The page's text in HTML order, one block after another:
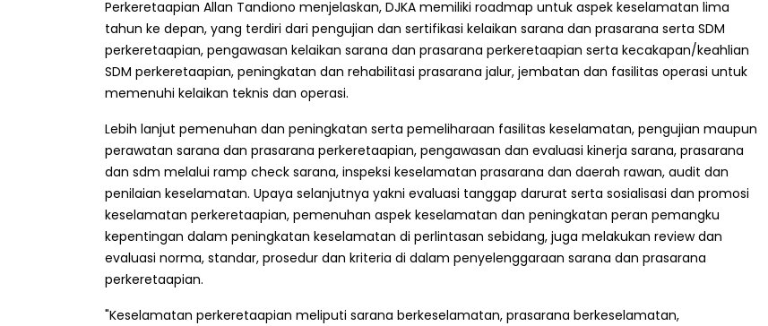
Perkeretaapian Allan Tandiono menjelaskan, DJKA memiliki roadmap untuk aspek keselamatan lima
tahun ke depan, yang terdiri dari pengujian dan sertifikasi kelaikan sarana dan prasarana serta SDM
perkeretaapian, pengawasan kelaikan sarana dan prasarana perkeretaapian serta kecakapan/keahlian
SDM perkeretaapian, peningkatan dan rehabilitasi prasarana jalur, jembatan dan fasilitas operasi untuk
memenuhi kelaikan teknis dan operasi.
Lebih lanjut pemenuhan dan peningkatan serta pemeliharaan fasilitas keselamatan, pengujian maupun
perawatan sarana dan prasarana perkeretaapian, pengawasan dan evaluasi kinerja sarana, prasarana
dan sdm melalui ramp check sarana, inspeksi keselamatan prasarana dan daerah rawan, audit dan
penilaian keselamatan. Upaya selanjutnya yakni evaluasi tanggap darurat serta sosialisasi dan promosi
keselamatan perkeretaapian, pemenuhan aspek keselamatan dan peningkatan peran pemangku
kepentingan dalam peningkatan keselamatan di perlintasan sebidang, juga melakukan review dan
evaluasi norma, standar, prosedur dan kriteria di dalam penyelenggaraan sarana dan prasarana
perkeretaapian.
"Keselamatan perkeretaapian meliputi sarana berkeselamatan, prasarana berkeselamatan,